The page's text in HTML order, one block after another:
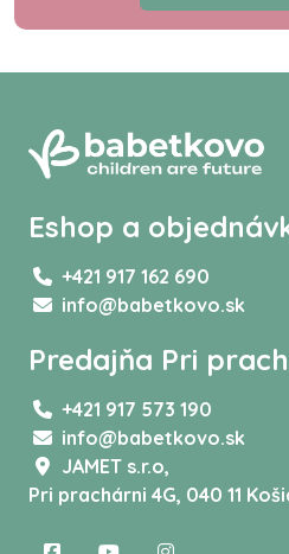
Eshop a
+421 917 162 690
info@babetkovo.sk
Predajňa Pri
+421 917 573 190
info@babetkovo.sk
JAMET s.r.o,
Pri prachárni 4G, 040 11